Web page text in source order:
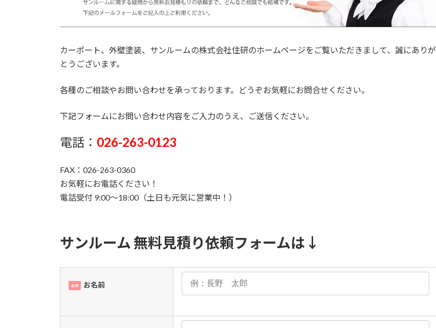
カーポート、外壁塗装、サンルームの株式会社住研のホームページをご覧いただきまして、誠にありが
とうございます。
各種のご相談やお問い合わせを承っております。どうぞお気軽にお問合せください。
下記フォームにお問い合わせ内容をご入力のうえ、ご送信ください。
電話： 026-263-0123
FAX：026-263-0360
お気軽にお電話ください！
電話受付 9:00～18:00（土日も元気に営業中！）
サンルーム 無料見積り依頼フォームは↓
必須 お名前